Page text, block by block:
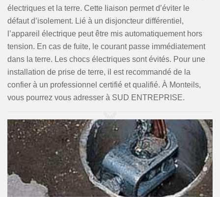
électriques et la terre. Cette liaison permet d’éviter le
défaut d’isolement. Lié à un disjoncteur différentiel,
l’appareil électrique peut être mis automatiquement hors
tension. En cas de fuite, le courant passe immédiatement
dans la terre. Les chocs électriques sont évités. Pour une
installation de prise de terre, il est recommandé de la
confier à un professionnel certifié et qualifié. À Monteils,
vous pourrez vous adresser à SUD ENTREPRISE.